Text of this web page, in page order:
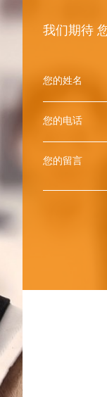
我们期待
您的姓名
您的电话
您的留言